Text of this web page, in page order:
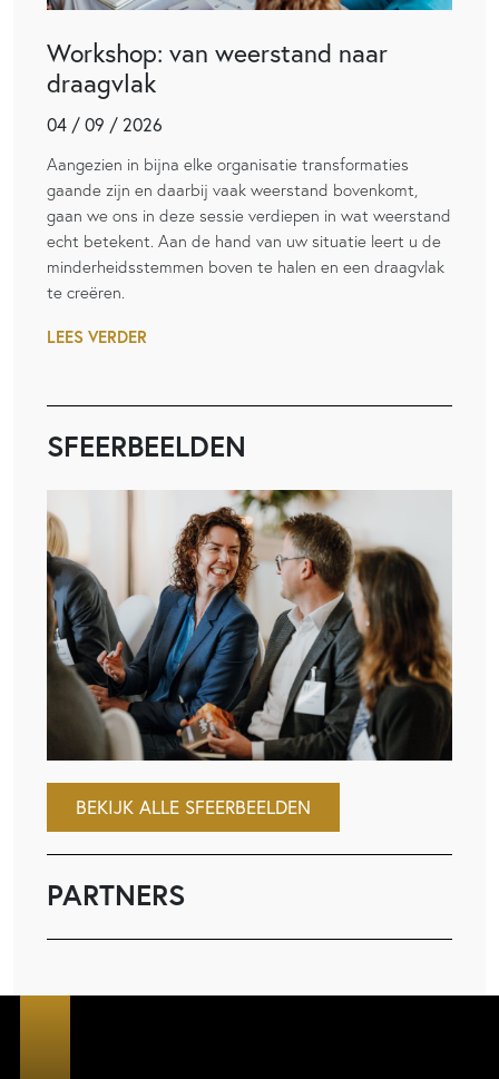
Workshop: van weerstand naar
draagvlak
04 / 09 / 2026
Aangezien in bijna elke organisatie transformaties
gaande zijn en daarbij vaak weerstand bovenkomt,
gaan we ons in deze sessie verdiepen in wat weerstand
echt betekent. Aan de hand van uw situatie leert u de
minderheidsstemmen boven te halen en een draagvlak
te creëren.
LEES VERDER
SFEERBEELDEN
BEKIJK ALLE SFEERBEELDEN
PARTNERS